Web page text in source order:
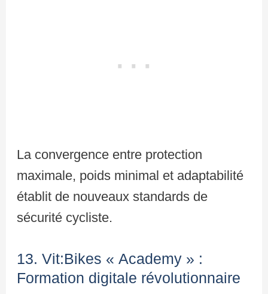
La convergence entre protection
maximale, poids minimal et adaptabilité
établit de nouveaux standards de
sécurité cycliste.
13. Vit:Bikes « Academy » :
Formation digitale révolutionnaire